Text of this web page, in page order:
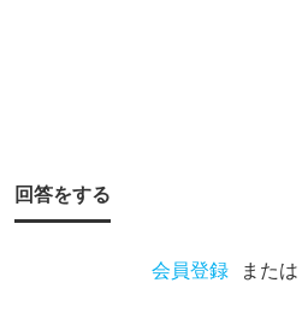
魚
や
回答をする
会員登録 または